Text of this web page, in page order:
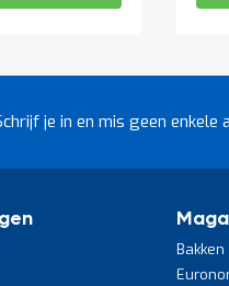
je in en mis geen enkele